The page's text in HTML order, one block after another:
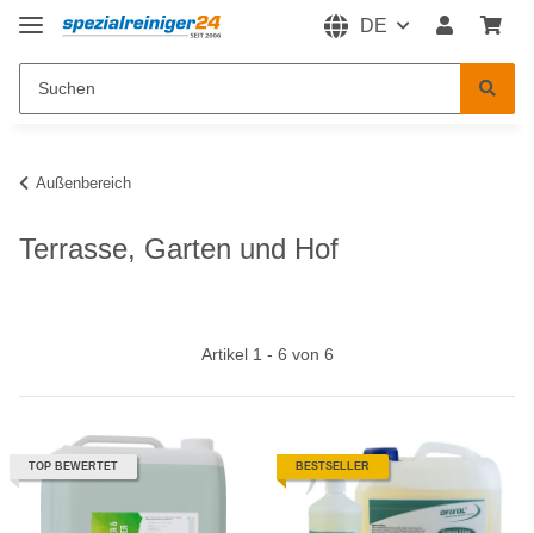
DE
Außenbereich
Terrasse, Garten und Hof
Artikel 1 - 6 von 6
TOP BEWERTET BESTSELLER